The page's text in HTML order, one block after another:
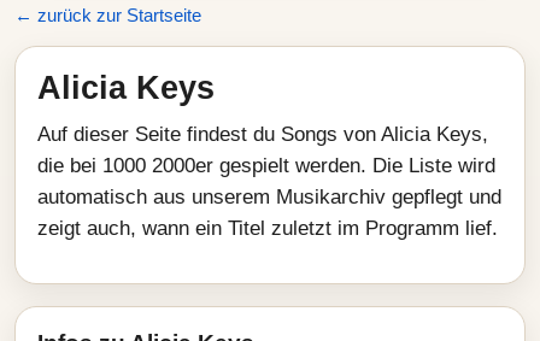
← zurück zur Startseite
Alicia Keys
Auf dieser Seite findest du Songs von Alicia Keys,
die bei 1000 2000er gespielt werden. Die Liste wird
automatisch aus unserem Musikarchiv gepflegt und
zeigt auch, wann ein Titel zuletzt im Programm lief.